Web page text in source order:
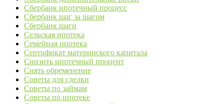
Сбербанк ипотечный процесс
Сбербанк шаг за шагом
Сбербанк шаги
Сельская ипотека
Семейная ипотека
Сертификат материнского капитала
Снизить ипотечный процент
Снять обременение
Советы для сделки
Советы по займам
Советы по ипотеке